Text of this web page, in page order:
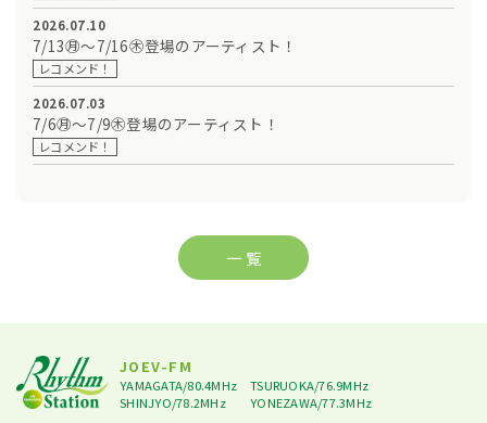
2026.07.10
7/13㊊～7/16㊍登場のアーティスト！
レコメンド！
2026.07.03
7/6㊊～7/9㊍登場のアーティスト！
レコメンド！
一 覧
JOEV-FM
YAMAGATA/80.4MHz
TSURUOKA/76.9MHz
SHINJYO/78.2MHz
YONEZAWA/77.3MHz